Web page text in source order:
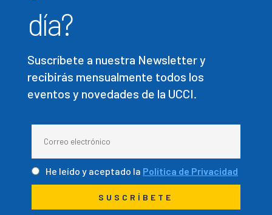
día?
Suscríbete a nuestra Newsletter y
recibirás mensualmente todos los
eventos y novedades de la UCCI.
He leído y aceptado la Política de Privacidad